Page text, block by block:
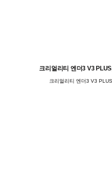
크리얼리티 엔더3 V3
크리얼리티 엔더3 V3